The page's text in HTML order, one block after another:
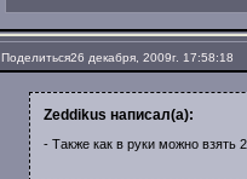
Поделиться26 декабря, 2009г. 17:58:18
Zeddikus написал(а):
- Также как в руки можно взять